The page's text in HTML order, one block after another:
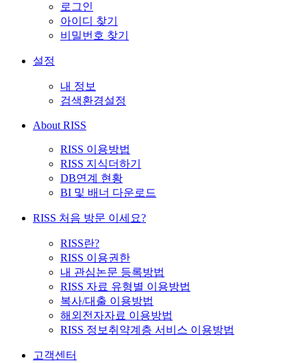
로그인
아이디 찾기
비밀번호 찾기
설정
내 정보
검색환경설정
About RISS
RISS 이용방법
RISS 지식더하기
DB연계 현황
BI 및 배너 다운로드
RISS 처음 방문 이세요?
RISS란?
RISS 이용권한
내 관심논문 등록방법
RISS 자료 유형별 이용방법
복사/대출 이용방법
해외전자자료 이용방법
RISS 정보취약계층 서비스 이용방법
고객센터